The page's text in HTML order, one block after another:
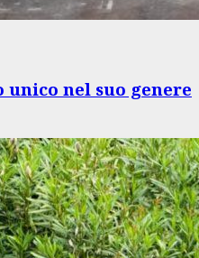
unico nel suo genere